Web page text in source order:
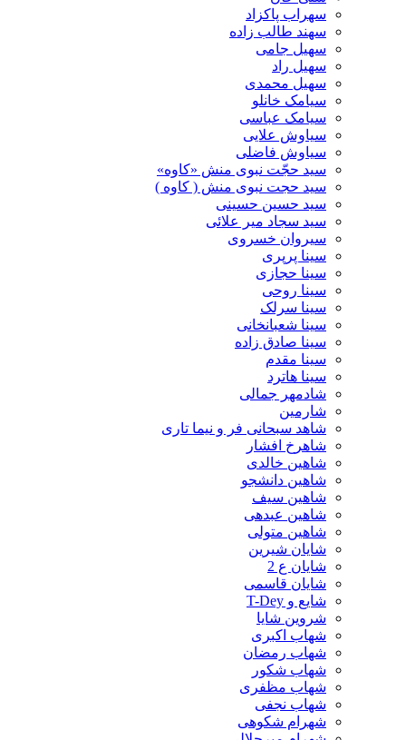
سهراب پاکزاد
سهند طالب زاده
سهیل جامی
سهیل راد
سهیل محمدی
سیامک خانلو
سیامک عباسی
سیاوش علایی
سیاوش فاضلی
سید حجّت نبوی منش «کاوه»
سید حجت نبوی منش ( کاوه )
سید حسین حسینى
سید سجاد میر علائی
سیروان خسروی
سینا پرپری
سینا حجازی
سینا روحی
سینا سرلک
سینا شعبانخانی
سینا صادق زاده
سینا مقدم
سینا هاترد
شادمهر جمالی
شارمین
شاهد سبحانی فر و نیما تاری
شاهرخ افشار
شاهین خالدی
شاهین دانشجو
شاهین سیف
شاهین عبدهی
شاهین متولی
شایان شیرین
شایان ع 2
شایان قاسمی
شایع و T-Dey
شروین شایا
شهاب اکبری
شهاب رمضان
شهاب شکور
شهاب مظفری
شهاب نجفی
شهرام شکوهی